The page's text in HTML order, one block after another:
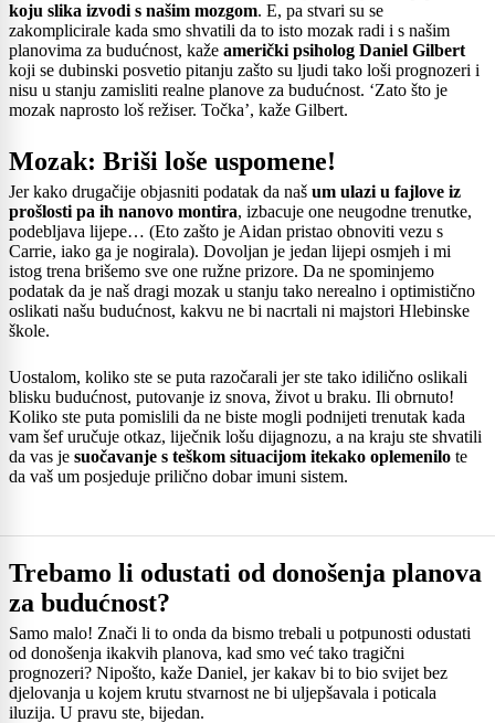
koju slika izvodi s našim mozgom. E, pa stvari su se
zakomplicirale kada smo shvatili da to isto mozak radi i s našim
planovima za budućnost, kaže američki psiholog Daniel Gilbert
koji se dubinski posvetio pitanju zašto su ljudi tako loši prognozeri i
nisu u stanju zamisliti realne planove za budućnost. ‘Zato što je
mozak naprosto loš režiser. Točka’, kaže Gilbert.
Mozak: Briši loše uspomene!
Jer kako drugačije objasniti podatak da naš um ulazi u fajlove iz
prošlosti pa ih nanovo montira, izbacuje one neugodne trenutke,
podebljava lijepe… (Eto zašto je Aidan pristao obnoviti vezu s
Carrie, iako ga je nogirala). Dovoljan je jedan lijepi osmjeh i mi
istog trena brišemo sve one ružne prizore. Da ne spominjemo
podatak da je naš dragi mozak u stanju tako nerealno i optimistično
oslikati našu budućnost, kakvu ne bi nacrtali ni majstori Hlebinske
škole.
Uostalom, koliko ste se puta razočarali jer ste tako idilično oslikali
blisku budućnost, putovanje iz snova, život u braku. Ili obrnuto!
Koliko ste puta pomislili da ne biste mogli podnijeti trenutak kada
vam šef uručuje otkaz, liječnik lošu dijagnozu, a na kraju ste shvatili
da vas je suočavanje s teškom situacijom itekako oplemenilo te
da vaš um posjeduje prilično dobar imuni sistem.
Trebamo li odustati od donošenja planova
za budućnost?
Samo malo! Znači li to onda da bismo trebali u potpunosti odustati
od donošenja ikakvih planova, kad smo već tako tragični
prognozeri? Nipošto, kaže Daniel, jer kakav bi to bio svijet bez
djelovanja u kojem krutu stvarnost ne bi uljepšavala i poticala
iluzija. U pravu ste, bijedan.